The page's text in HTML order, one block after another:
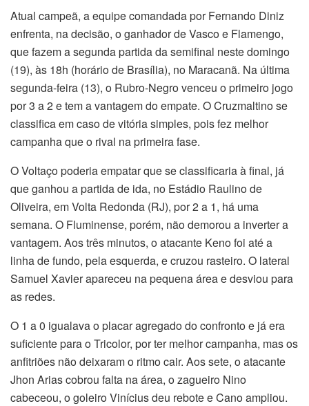
Atual campeã, a equipe comandada por Fernando Diniz
enfrenta, na decisão, o ganhador de Vasco e Flamengo,
que fazem a segunda partida da semifinal neste domingo
(19), às 18h (horário de Brasília), no Maracanã. Na última
segunda-feira (13), o Rubro-Negro venceu o primeiro jogo
por 3 a 2 e tem a vantagem do empate. O Cruzmaltino se
classifica em caso de vitória simples, pois fez melhor
campanha que o rival na primeira fase.
O Voltaço poderia empatar que se classificaria à final, já
que ganhou a partida de ida, no Estádio Raulino de
Oliveira, em Volta Redonda (RJ), por 2 a 1, há uma
semana. O Fluminense, porém, não demorou a inverter a
vantagem. Aos três minutos, o atacante Keno foi até a
linha de fundo, pela esquerda, e cruzou rasteiro. O lateral
Samuel Xavier apareceu na pequena área e desviou para
as redes.
O 1 a 0 igualava o placar agregado do confronto e já era
suficiente para o Tricolor, por ter melhor campanha, mas os
anfitriões não deixaram o ritmo cair. Aos sete, o atacante
Jhon Arias cobrou falta na área, o zagueiro Nino
cabeceou, o goleiro Vinícius deu rebote e Cano ampliou.